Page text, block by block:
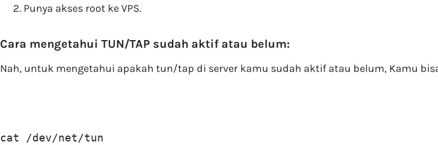
Punya akses root ke VPS.
Cara mengetahui TUN/TAP sudah aktif atau belum:
Nah, untuk mengetahui apakah tun/tap di server kamu sudah aktif atau belum, Kamu
cat /dev/net/tun